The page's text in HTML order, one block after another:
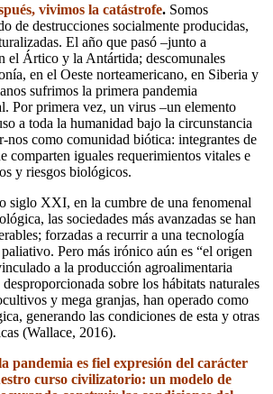
vivimos la catástrofe. Somos
de destrucciones socialmente producidas,
El año que pasó –junto a
el Ártico y la Antártida; descomunales
en el Oeste norteamericano, en Siberia y
sufrimos la primera pandemia
Por primera vez, un virus –un elemento
a toda la humanidad bajo la circunstancia
nos como comunidad biótica: integrantes de
comparten iguales requerimientos vitales e
y riesgos biológicos.
siglo XXI, en la cumbre de una fenomenal
las sociedades más avanzadas se han
forzadas a recurrir a una tecnología
Pero más irónico aún es “el origen
a la producción agroalimentaria
sobre los hábitats naturales
y mega granjas, han operado como
generando las condiciones de esta y otras
(Wallace, 2016).
pandemia es fiel expresión del carácter
curso civilizatorio: un modelo de